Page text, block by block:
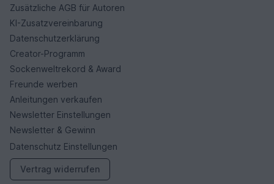
Zusätzliche AGB für Autoren
KI-Zusatzvereinbarung
Datenschutzerklärung
Creator-Programm
Sockenweltrekord & Award
Freunde werben
Anleitungen verkaufen
Newsletter Einstellungen
Newsletter & Gewinn
Datenschutz Einstellungen
Vertrag widerrufen